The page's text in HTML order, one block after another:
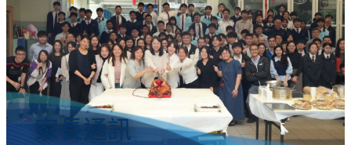
家長通訊